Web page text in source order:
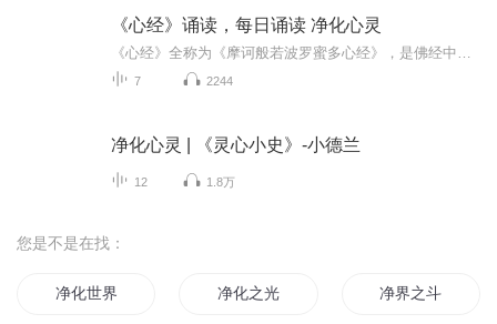
《心经》诵读，每日诵读 净化心灵
7 2244
净化心灵 | 《灵心小史》-小德兰
12 1.8万
您是不是在找：
净化世界 净化之光 净界之斗